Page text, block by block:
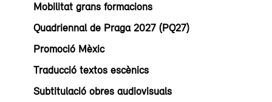
Mobilitat grans formacions
Quadriennal de Praga 2027 (PQ27)
Promoció Mèxic
Traducció textos escènics
Subtitulació obres audiovisuals